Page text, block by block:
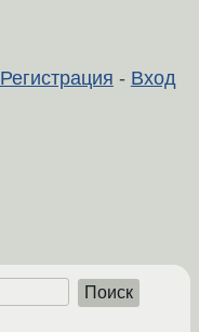
Регистрация - Вход
Поиск